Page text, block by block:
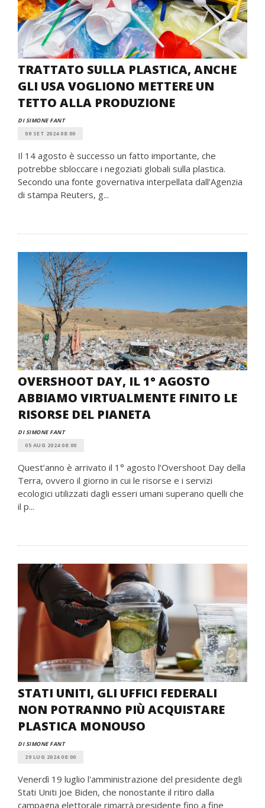
TRATTATO SULLA PLASTICA, ANCHE
GLI USA VOGLIONO METTERE UN
TETTO ALLA PRODUZIONE
DI SIMONE FANT
09 SET 2024 08:00
Il 14 agosto è successo un fatto importante, che
potrebbe sbloccare i negoziati globali sulla plastica.
Secondo una fonte governativa interpellata dall’Agenzia
di stampa Reuters, g...
OVERSHOOT DAY, IL 1° AGOSTO
ABBIAMO VIRTUALMENTE FINITO LE
RISORSE DEL PIANETA
DI SIMONE FANT
05 AUG 2024 08:00
Quest’anno è arrivato il 1° agosto l’Overshoot Day della
Terra, ovvero il giorno in cui le risorse e i servizi
ecologici utilizzati dagli esseri umani superano quelli che
il p...
STATI UNITI, GLI UFFICI FEDERALI
NON POTRANNO PIÙ ACQUISTARE
PLASTICA MONOUSO
DI SIMONE FANT
29 LUG 2024 08:00
Venerdì 19 luglio l'amministrazione del presidente degli
Stati Uniti Joe Biden, che nonostante il ritiro dalla
campagna elettorale rimarrà presidente fino a fine